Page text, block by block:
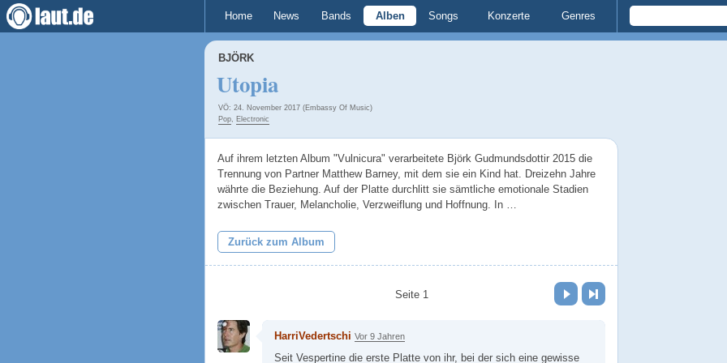
Home News Bands Alben Songs Konzerte Genres
BJÖRK
Utopia
VÖ: 24. November 2017 (Embassy Of Music)
Pop, Electronic
Auf ihrem letzten Album "Vulnicura" verarbeitete Björk Gudmundsdottir 2015 die
Trennung von Partner Matthew Barney, mit dem sie ein Kind hat. Dreizehn Jahre
währte die Beziehung. Auf der Platte durchlitt sie sämtliche emotionale Stadien
zwischen Trauer, Melancholie, Verzweiflung und Hoffnung. In …
Zurück zum Album
Seite 1
Vor Letzte Seite
HarriVedertschi Vor 9 Jahren
Seit Vespertine die erste Platte von ihr, bei der sich eine gewisse